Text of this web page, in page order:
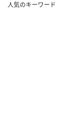
人気のキーワード